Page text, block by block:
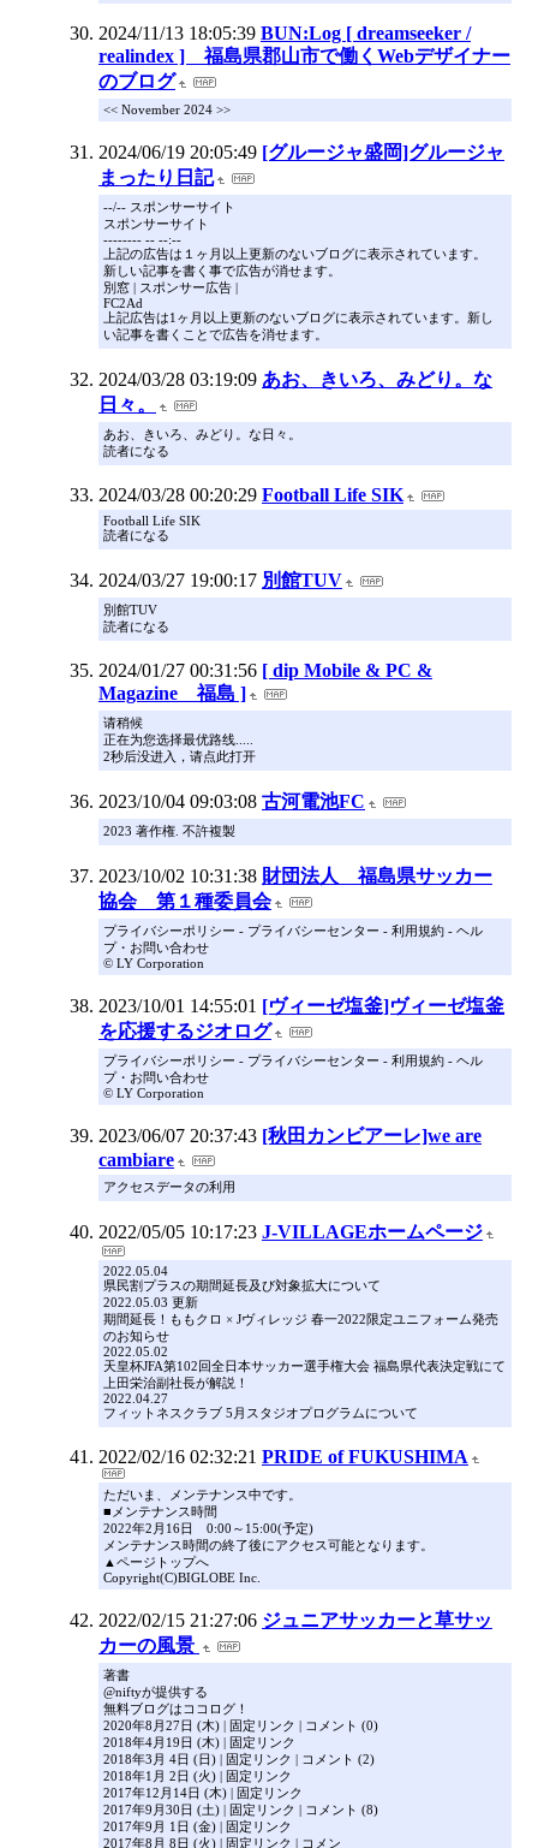
2024/11/13 18:05:39 BUN:Log [ dreamseeker /
realindex ] 福島県郡山市で働くWebデザイナー
のブログ
<< November 2024 >>
2024/06/19 20:05:49 [グルージャ盛岡]グルージャ
まったり日記
--/-- スポンサーサイト
スポンサーサイト
-------- -- --:--
上記の広告は１ヶ月以上更新のないブログに表示されています。
新しい記事を書く事で広告が消せます。
別窓 | スポンサー広告 |
FC2Ad
上記広告は1ヶ月以上更新のないブログに表示されています。新し
い記事を書くことで広告を消せます。
2024/03/28 03:19:09 あお、きいろ、みどり。な
日々。
あお、きいろ、みどり。な日々。
読者になる
2024/03/28 00:20:29 Football Life SIK
Football Life SIK
読者になる
2024/03/27 19:00:17 別館TUV
別館TUV
読者になる
2024/01/27 00:31:56 [ dip Mobile & PC &
Magazine 福島 ]
请稍候
正在为您选择最优路线.....
2秒后没进入，请点此打开
2023/10/04 09:03:08 古河電池FC
2023 著作権. 不許複製
2023/10/02 10:31:38 財団法人 福島県サッカー
協会 第１種委員会
プライバシーポリシー - プライバシーセンター - 利用規約 - ヘル
プ・お問い合わせ
© LY Corporation
2023/10/01 14:55:01 [ヴィーゼ塩釜]ヴィーゼ塩釜
を応援するジオログ
プライバシーポリシー - プライバシーセンター - 利用規約 - ヘル
プ・お問い合わせ
© LY Corporation
2023/06/07 20:37:43 [秋田カンビアーレ]we are
cambiare
アクセスデータの利用
2022/05/05 10:17:23 J-VILLAGEホームページ
2022.05.04
県民割プラスの期間延長及び対象拡大について
2022.05.03 更新
期間延長！ももクロ × Jヴィレッジ 春一2022限定ユニフォーム発売
のお知らせ
2022.05.02
天皇杯JFA第102回全日本サッカー選手権大会 福島県代表決定戦にて
上田栄治副社長が解説！
2022.04.27
フィットネスクラブ 5月スタジオプログラムについて
2022/02/16 02:32:21 PRIDE of FUKUSHIMA
ただいま、メンテナンス中です。
■メンテナンス時間
2022年2月16日 0:00～15:00(予定)
メンテナンス時間の終了後にアクセス可能となります。
▲ページトップへ
Copyright(C)BIGLOBE Inc.
2022/02/15 21:27:06 ジュニアサッカーと草サッ
カーの風景
著書
@niftyが提供する
無料ブログはココログ！
2020年8月27日 (木) | 固定リンク | コメント (0)
2018年4月19日 (木) | 固定リンク
2018年3月 4日 (日) | 固定リンク | コメント (2)
2018年1月 2日 (火) | 固定リンク
2017年12月14日 (木) | 固定リンク
2017年9月30日 (土) | 固定リンク | コメント (8)
2017年9月 1日 (金) | 固定リンク
2017年8月 8日 (火) | 固定リンク | コメン